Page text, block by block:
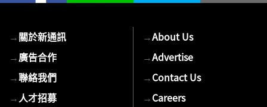
→關於新通訊
→廣告合作
→聯絡我們
→人才招募
→About Us
→Advertise
→Contact Us
→Careers